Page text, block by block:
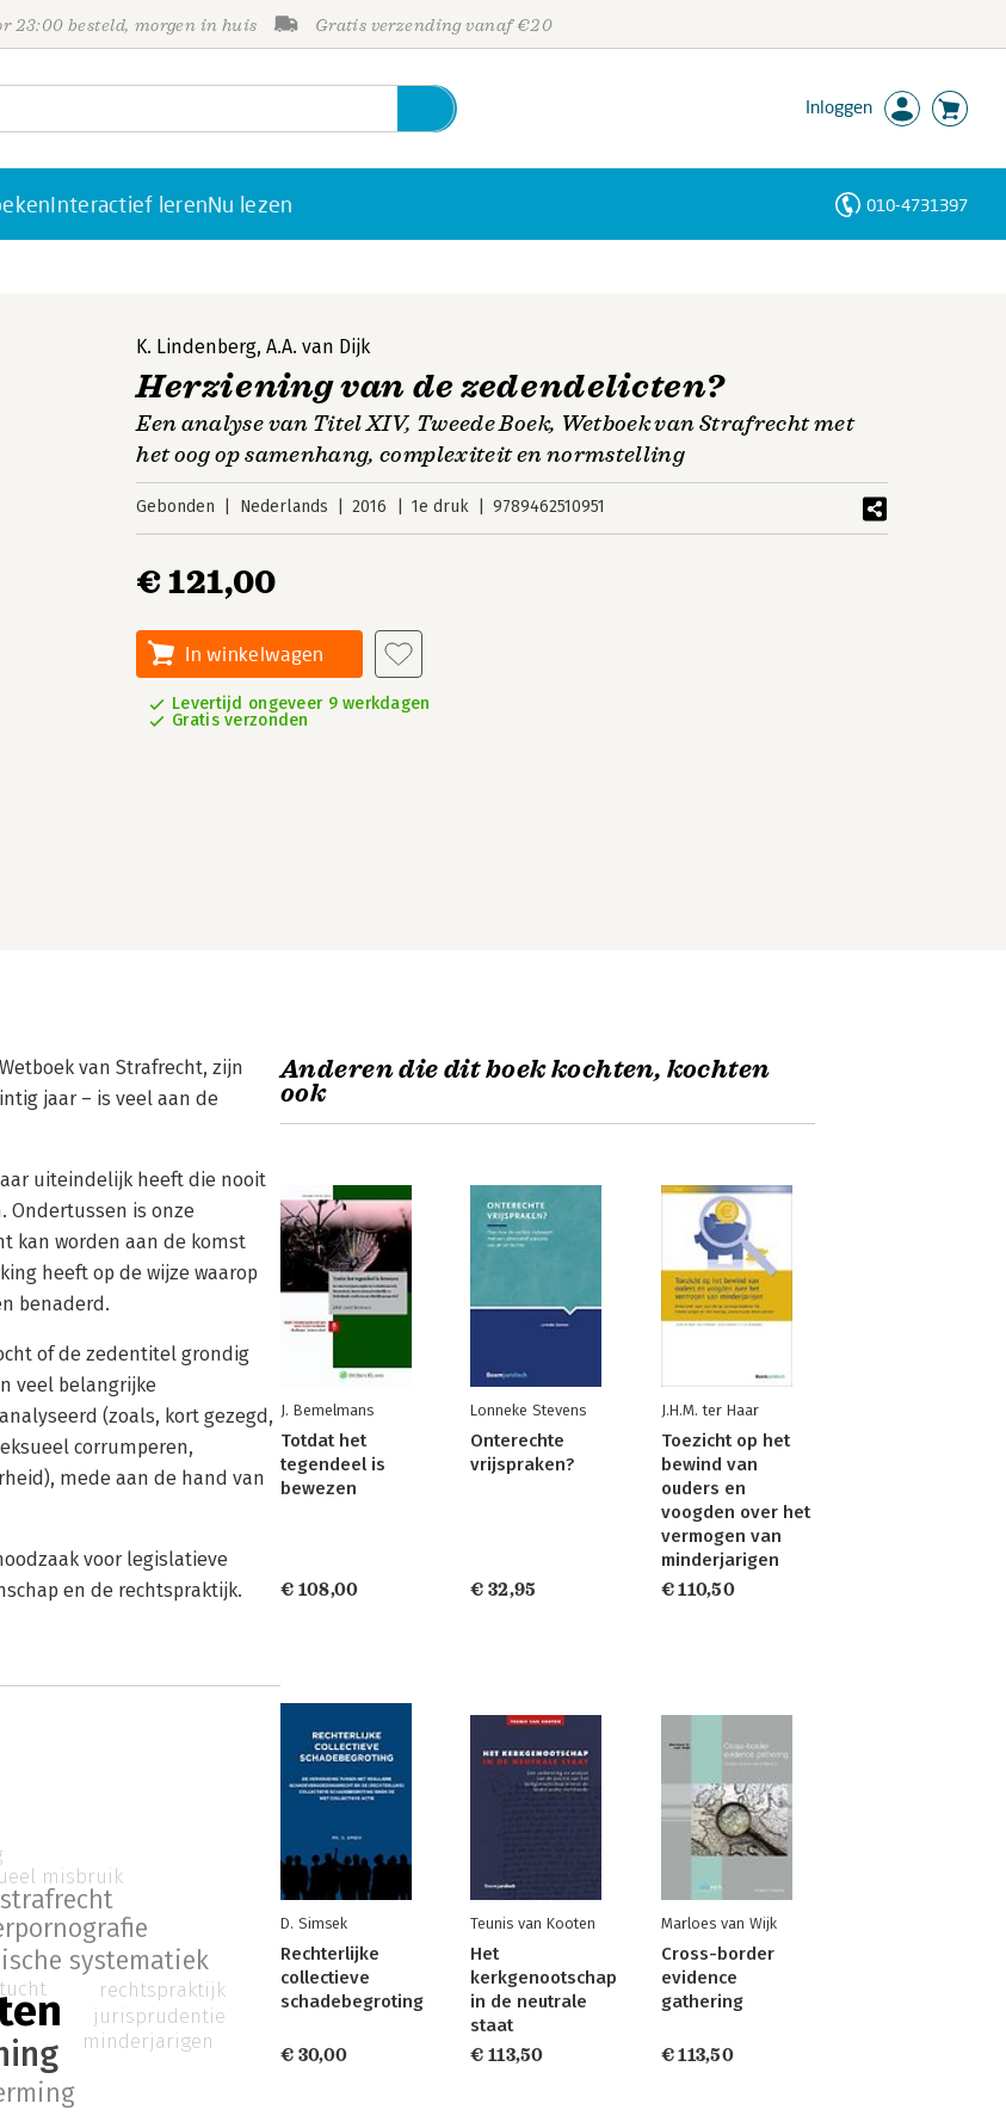
23:00 besteld, morgen in huis Gratis verzending vanaf €20
Inloggen
Interactief lerenNu lezen 010-4731397
K. Lindenberg,A.A. van Dijk
Herziening van de zedendelicten?
Een analyse van Titel XIV, Tweede Boek, Wetboek van Strafrecht met
het oog op samenhang, complexiteit en normstelling
Gebonden Nederlands 2016 1e druk 9789462510951
€ 121,00
In winkelwagen
Levertijd ongeveer 9 werkdagen
Gratis verzonden
van Strafrecht, zijn
jaar – is veel aan de
uiteindelijk heeft die nooit
Ondertussen is onze
kan worden aan de komst
heeft op de wijze waarop
benaderd.
of de zedentitel grondig
veel belangrijke
(zoals, kort gezegd,
corrumperen,
mede aan de hand van
voor legislatieve
en de rechtspraktijk.
systematiek
rechtspraktijk
misbruik
jurisprudentie
minderjarigen
Anderen die dit boek kochten, kochten
ook
J. Bemelmans
Totdat het
tegendeel is
bewezen
€ 108,00
Lonneke Stevens
Onterechte
vrijspraken?
€ 32,95
J.H.M. ter Haar
Toezicht op het
bewind van
ouders en
voogden over het
vermogen van
minderjarigen
€ 110,50
D. Simsek
Rechterlijke
collectieve
schadebegroting
€ 30,00
Teunis van Kooten
Het
kerkgenootschap
in de neutrale
staat
€ 113,50
Marloes van Wijk
Cross-border
evidence
gathering
€ 113,50
Personen